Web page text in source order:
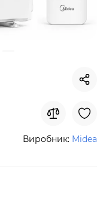
Виробник: Midea